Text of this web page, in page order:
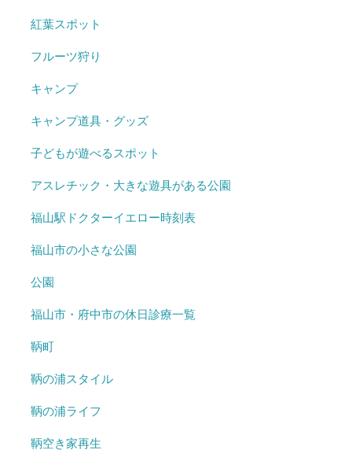
紅葉スポット
フルーツ狩り
キャンプ
キャンプ道具・グッズ
子どもが遊べるスポット
アスレチック・大きな遊具がある公園
福山駅ドクターイエロー時刻表
福山市の小さな公園
公園
福山市・府中市の休日診療一覧
鞆町
鞆の浦スタイル
鞆の浦ライフ
鞆空き家再生